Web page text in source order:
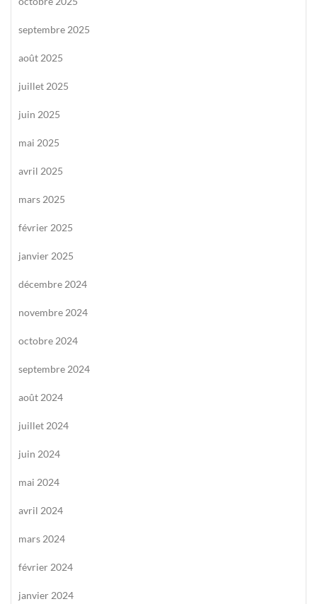
septembre 2025
août 2025
juillet 2025
juin 2025
mai 2025
avril 2025
mars 2025
février 2025
janvier 2025
décembre 2024
novembre 2024
octobre 2024
septembre 2024
août 2024
juillet 2024
juin 2024
mai 2024
avril 2024
mars 2024
février 2024
janvier 2024